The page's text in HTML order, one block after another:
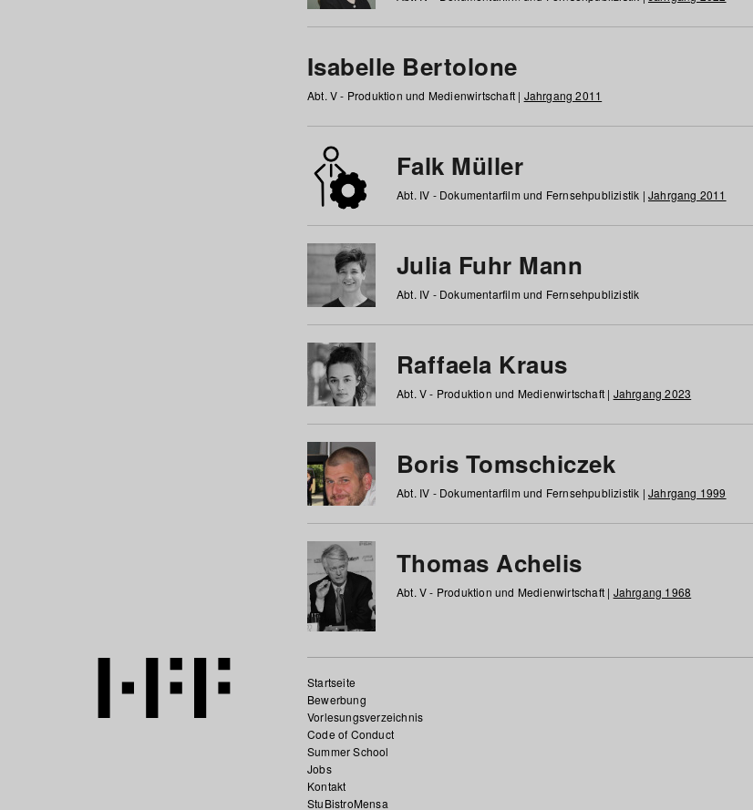
Isabelle Bertolone
Abt. V - Produktion und Medienwirtschaft | Jahrgang 2011
Falk Müller
Abt. IV - Dokumentarfilm und Fernsehpublizistik | Jahrgang 2011
Julia Fuhr Mann
Abt. IV - Dokumentarfilm und Fernsehpublizistik
Raffaela Kraus
Abt. V - Produktion und Medienwirtschaft | Jahrgang 2023
Boris Tomschiczek
Abt. IV - Dokumentarfilm und Fernsehpublizistik | Jahrgang 1999
Thomas Achelis
Abt. V - Produktion und Medienwirtschaft | Jahrgang 1968
Startseite
Bewerbung
Vorlesungsverzeichnis
Code of Conduct
Summer School
Jobs
Kontakt
StuBistroMensa